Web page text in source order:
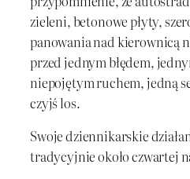
zieleni, betonowe płyty,
panowania nad kierownicą
przed jednym błędem,
niepojętym ruchem, jedną
czyjś los.
Swoje dziennikarskie
tradycyjnie około czwartej